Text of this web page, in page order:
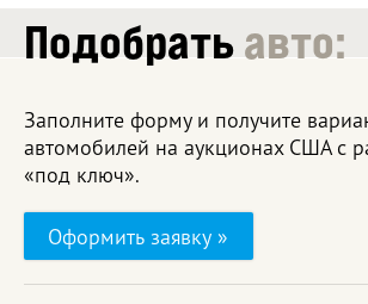
Подобратьавто:
Заполните форму и получите
автомобилей на аукционах США с
«под ключ».
Оформить заявку »